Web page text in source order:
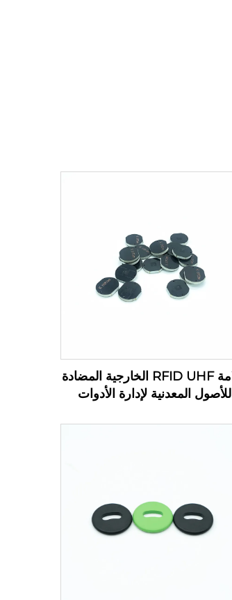
علامة RFID UHF الخارجية المضادة
للأصول المعدنية لإدارة الأدوات